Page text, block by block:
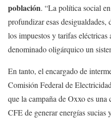
población. “La política social
profundizar esas
los impuestos y tarifas eléctricas
denominado oligárquico un
En tanto, el encargado de
Comisión Federal de
que la campaña de Oxxo es una
CFE de generar energías sucias